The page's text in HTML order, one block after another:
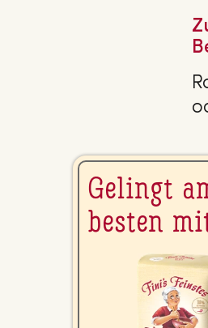
Gelingt
besten